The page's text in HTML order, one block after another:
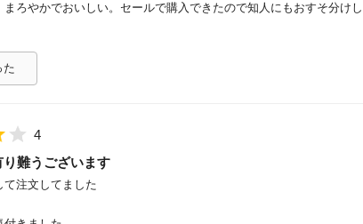
ろやかでおいしい。セールで購入できたので知人にもおすそ分けし
た
4
難うございます
て注文してました